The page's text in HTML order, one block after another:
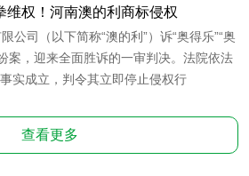
维权！河南澳的利商标侵权
公司（以下简称“澳的利”）诉“奥得乐”“奥
案，迎来全面胜诉的一审判决。法院依法
实成立，判令其立即停止侵权行
查看更多